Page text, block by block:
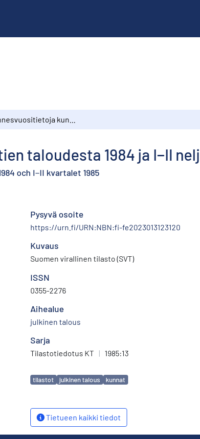
taloudesta 1984 ja I−II
och I−II kvartalet 1985
Pysyvä osoite
https://urn.fi/URN:NBN:fi-fe2023013123120
Kuvaus
Suomen virallinen tilasto (SVT)
ISSN
0355-2276
Aihealue
julkinen talous
Sarja
Tilastotiedotus KT | 1985:13
Avainsanat
tilastot julkinen talous kunnat
Tietueen kaikki tiedot